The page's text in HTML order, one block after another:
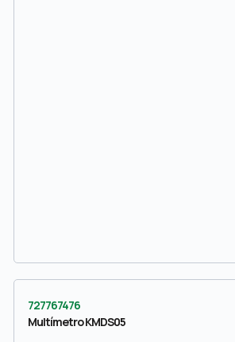
727767476
Multímetro KMDS05